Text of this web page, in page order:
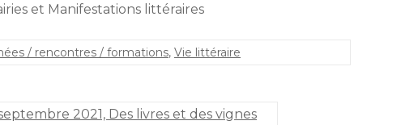
et Manifestations littéraires
/ rencontres / formations, Vie littéraire
2021, Des livres et des vignes